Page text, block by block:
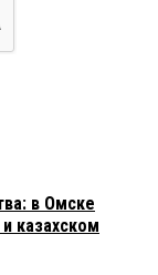
в Омске
казахском